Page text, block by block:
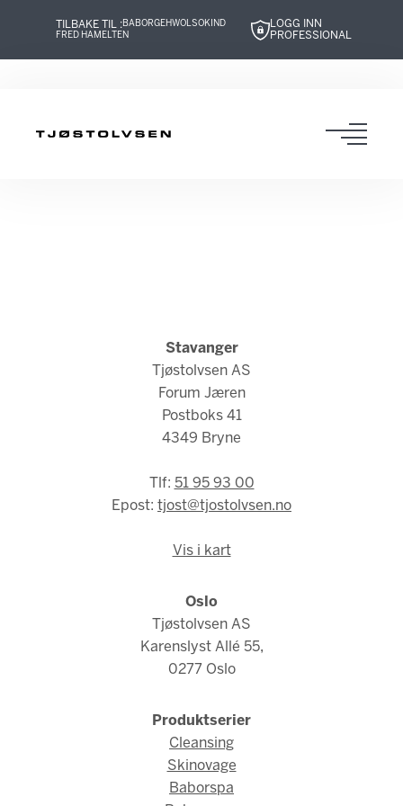
innhold
navigasjon
innhold
navigasjon
TILBAKE TIL :BABORGEHWOLSOKIND
FRED HAMELTEN
LOGG INN
PROFESSIONAL
Stavanger
Tjøstolvsen AS
Forum Jæren
Postboks 41
4349 Bryne
Tlf: 51 95 93 00
Epost: tjost@tjostolvsen.no
Vis i kart
Oslo
Tjøstolvsen AS
Karenslyst Allé 55,
0277 Oslo
Produktserier
Cleansing
Skinovage
Baborspa